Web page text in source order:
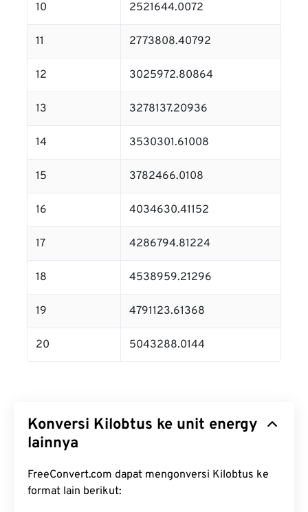
10 2521644.0072
11 2773808.40792
12 3025972.80864
13 3278137.20936
14 3530301.61008
15 3782466.0108
16 4034630.41152
17 4286794.81224
18 4538959.21296
19 4791123.61368
20 5043288.0144
Konversi Kilobtus ke unit energy
lainnya
FreeConvert.com dapat mengonversi Kilobtus ke
format lain berikut: